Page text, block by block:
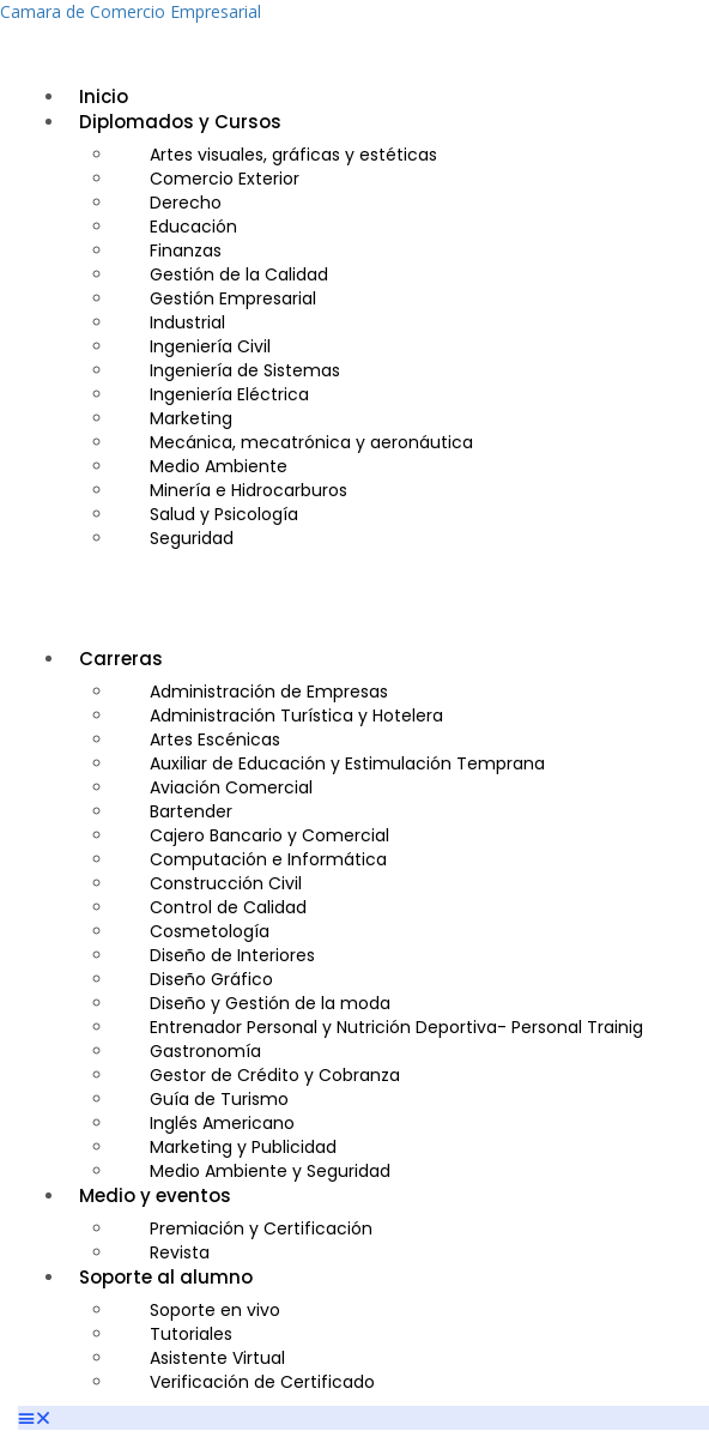
Camara de Comercio Empresarial
Inicio
Diplomados y Cursos
Artes visuales, gráficas y estéticas
Comercio Exterior
Derecho
Educación
Finanzas
Gestión de la Calidad
Gestión Empresarial
Industrial
Ingeniería Civil
Ingeniería de Sistemas
Ingeniería Eléctrica
Marketing
Mecánica, mecatrónica y aeronáutica
Medio Ambiente
Minería e Hidrocarburos
Salud y Psicología
Seguridad
Carreras
Administración de Empresas
Administración Turística y Hotelera
Artes Escénicas
Auxiliar de Educación y Estimulación Temprana
Aviación Comercial
Bartender
Cajero Bancario y Comercial
Computación e Informática
Construcción Civil
Control de Calidad
Cosmetología
Diseño de Interiores
Diseño Gráfico
Diseño y Gestión de la moda
Entrenador Personal y Nutrición Deportiva- Personal Trainig
Gastronomía
Gestor de Crédito y Cobranza
Guía de Turismo
Inglés Americano
Marketing y Publicidad
Medio Ambiente y Seguridad
Plataforma Bancaria y Comercial
Secretaria Corporativo
Telemarketing
Ventas de Productos y Servicios Financieros
Visitador Médico
Medio y eventos
Premiación y Certificación
Revista
Soporte al alumno
Soporte en vivo
Tutoriales
Asistente Virtual
Verificación de Certificado